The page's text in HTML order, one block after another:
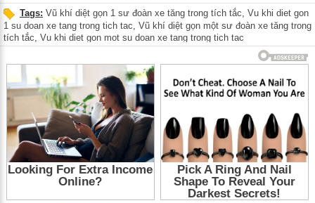
Tags: Vũ khí diệt gọn 1 sư đoàn xe tăng trong tích tắc, Vu khi diet gon
1 su doan xe tang trong tich tac Vũ khí diệt gọn một sư đoàn xe tăng trong
tích tắc Vu khi diet gon mot su doan xe tang trong tich tac